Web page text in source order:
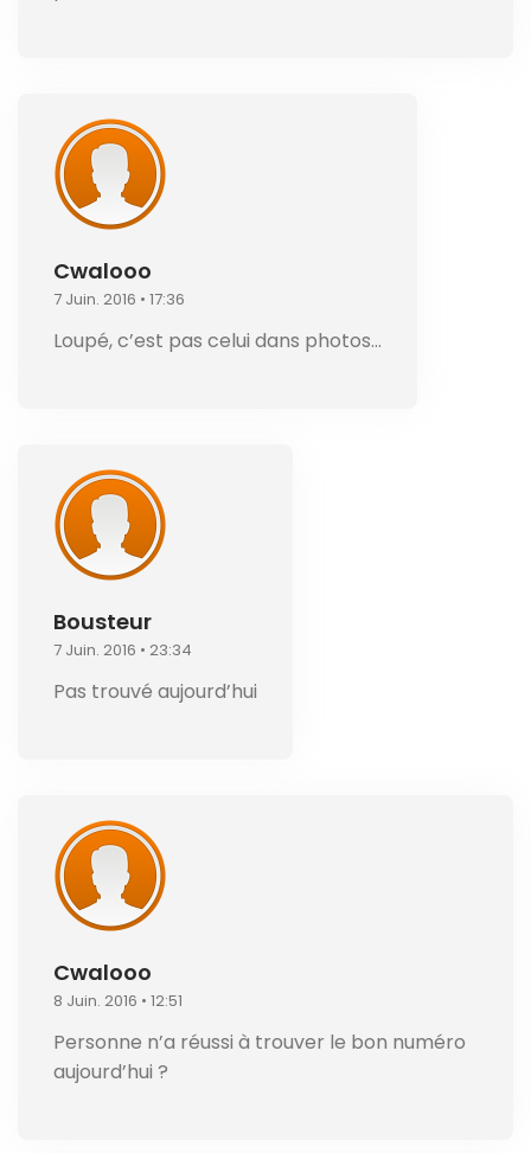
Cwalooo
7 Juin. 2016 • 17:36
Loupé, c’est pas celui dans photos…
Bousteur
7 Juin. 2016 • 23:34
Pas trouvé aujourd’hui
Cwalooo
8 Juin. 2016 • 12:51
Personne n’a réussi à trouver le bon numéro
aujourd’hui ?